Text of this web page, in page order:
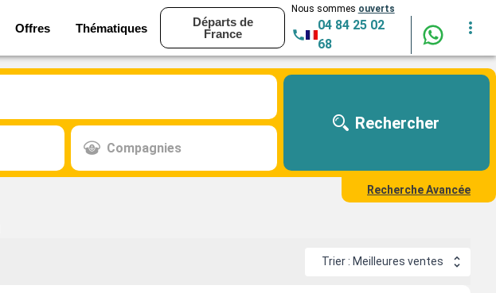
Offres Thématiques
Départs de
France
Nous sommes ouverts
04 84 25 02
68
Compagnies
Rechercher
Recherche Avancée
Trier : Meilleures ventes